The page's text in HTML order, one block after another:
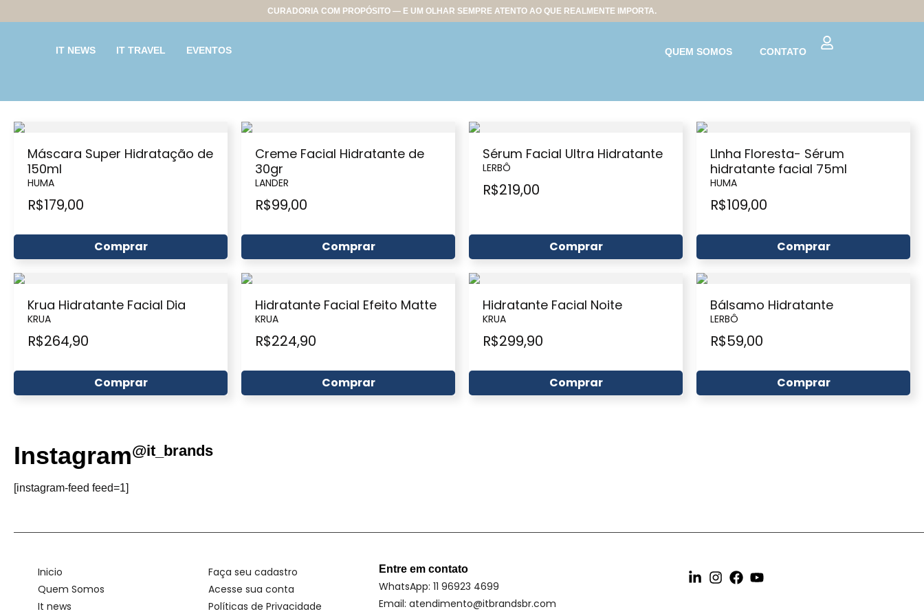
CURADORIA COM PROPÓSITO — E UM OLHAR SEMPRE ATENTO AO QUE REALMENTE IMPORTA.
IT NEWS IT TRAVEL EVENTOS QUEM SOMOS CONTATO
Máscara Super Hidratação de
150ml
HUMA
R$179,00
Comprar
Creme Facial Hidratante de
30gr
LANDER
R$99,00
Comprar
Sérum Facial Ultra Hidratante
LERBÔ
R$219,00
Comprar
LInha Floresta- Sérum
hidratante facial 75ml
HUMA
R$109,00
Comprar
Krua Hidratante Facial Dia
KRUA
R$264,90
Comprar
Hidratante Facial Efeito Matte
KRUA
R$224,90
Comprar
Hidratante Facial Noite
KRUA
R$299,90
Comprar
Bálsamo Hidratante
LERBÔ
R$59,00
Comprar
Instagram@it_brands
[instagram-feed feed=1]
Inicio
Quem Somos
It news
Faça seu cadastro
Acesse sua conta
Políticas de Privacidade
Entre em contato
WhatsApp: 11 96923 4699
Email: atendimento@itbrandsbr.com